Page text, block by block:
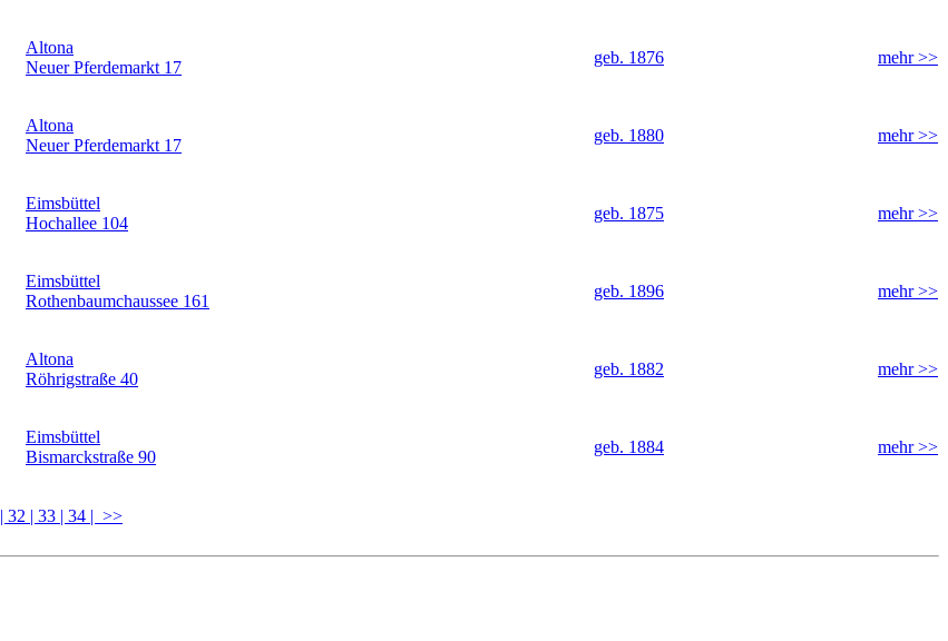
Altona
Neuer Pferdemarkt 17
geb. 1876 mehr >>
Altona
Neuer Pferdemarkt 17
geb. 1880 mehr >>
Eimsbüttel
Hochallee 104
geb. 1875 mehr >>
Eimsbüttel
Rothenbaumchaussee 161
geb. 1896 mehr >>
Altona
Röhrigstraße 40
geb. 1882 mehr >>
Eimsbüttel
Bismarckstraße 90
geb. 1884 mehr >>
| 32 | 33 | 34 | >>